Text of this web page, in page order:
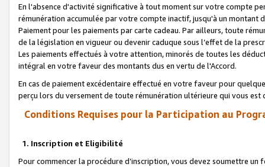
En l'absence d'activité significative à tout moment sur votre compte
rémunération accumulée par votre compte inactif, jusqu'à un montant
Paiement pour les paiements par carte cadeau. Par ailleurs, toute
de la législation en vigueur ou devenir caduque sous l’effet de la
Les paiements effectués à votre attention, minorés de toutes les
intégral en votre faveur des montants dus en vertu de l'Accord.
En cas de paiement excédentaire effectué en votre faveur pour
perçu lors du versement de toute rémunération ultérieure qui vous est
Conditions Requises pour la Participation au
1. Inscription et Eligibilité
Pour commencer la procédure d’inscription, vous devez soumettre